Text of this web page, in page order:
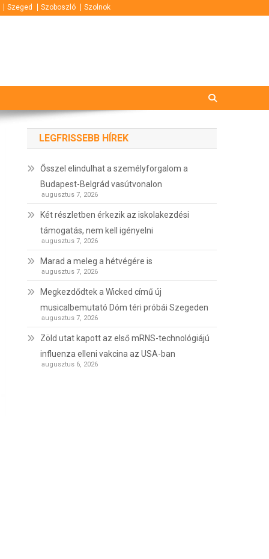
Szeged Szoboszló Szolnok
LEGFRISSEBB HÍREK
Ősszel elindulhat a személyforgalom a
Budapest-Belgrád vasútvonalon
augusztus 7, 2026
Két részletben érkezik az iskolakezdési
támogatás, nem kell igényelni
augusztus 7, 2026
Marad a meleg a hétvégére is
augusztus 7, 2026
Megkezdődtek a Wicked című új
musicalbemutató Dóm téri próbái Szegeden
augusztus 7, 2026
Zöld utat kapott az első mRNS-technológiájú
influenza elleni vakcina az USA-ban
augusztus 6, 2026